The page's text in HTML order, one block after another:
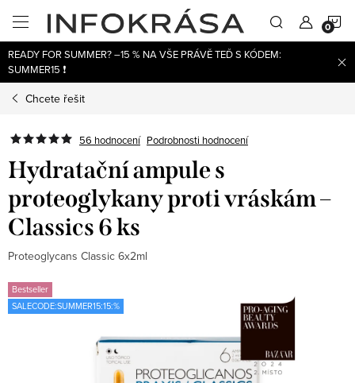
obsah
READY FOR SUMMER? –15 % NA VŠE PRÁVĚ TEĎ S KÓDEM:
SUMMER15 ❗
Chcete řešit
56 hodnocení Podrobnosti hodnocení
Hydratační ampule s
proteoglykany proti vráskám –
Classics 6 ks
Proteoglycans Classic 6x2ml
Bestseller
SALECODE:SUMMER15:15:%